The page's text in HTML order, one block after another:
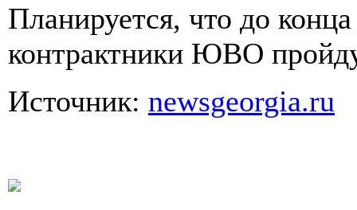
Планируется, что до
контрактники ЮВО
Источник: newsgeorgia.ru